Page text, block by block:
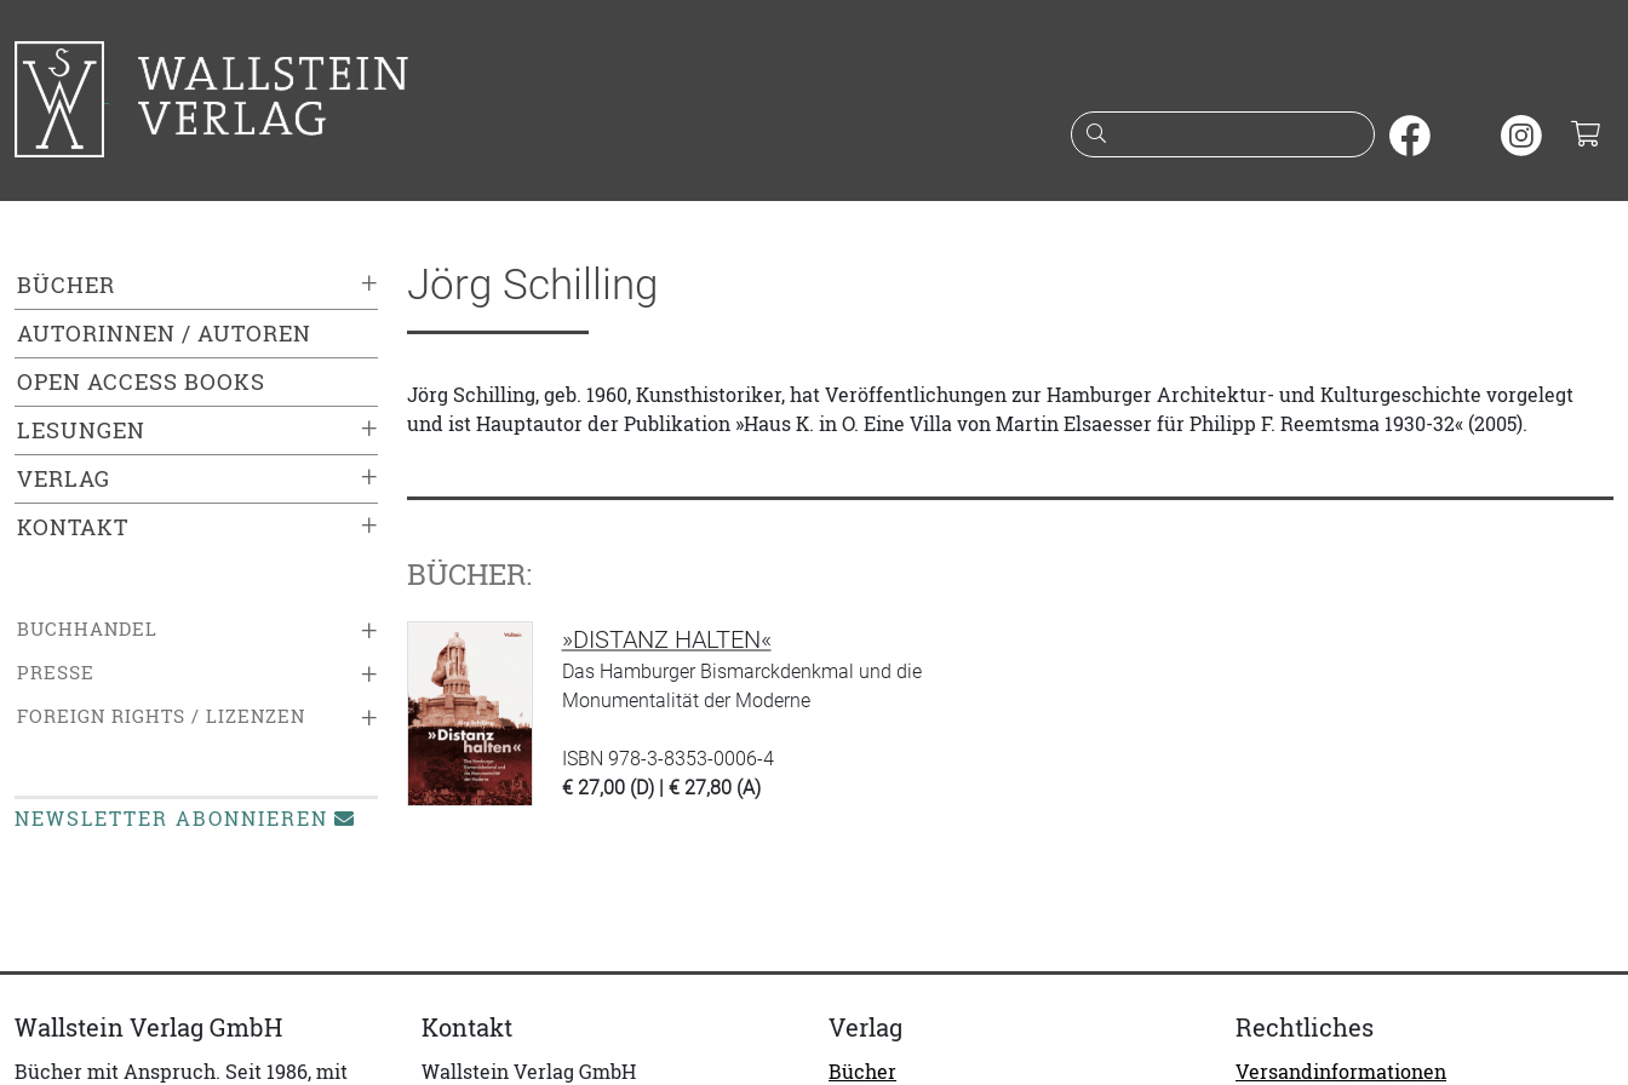
Suche nach Büchern oder
+
BÜCHER
AUTORINNEN / AUTOREN
OPEN ACCESS BOOKS
+
LESUNGEN
+
VERLAG
+
KONTAKT
+
BUCHHANDEL
+
PRESSE
+
FOREIGN RIGHTS / LIZENZEN
NEWSLETTER ABONNIEREN
Jörg Schilling
Jörg Schilling, geb. 1960, Kunsthistoriker, hat Veröffentlichungen zur Hamburger Architektur- und Kulturgeschichte vorgelegt
und ist Hauptautor der Publikation »Haus K. in O. Eine Villa von Martin Elsaesser für Philipp F. Reemtsma 1930-32« (2005).
BÜCHER:
»DISTANZ HALTEN«
Das Hamburger Bismarckdenkmal und die
Monumentalität der Moderne
ISBN 978-3-8353-0006-4
€ 27,00 (D) | € 27,80 (A)
Wallstein Verlag GmbH
Bücher mit Anspruch. Seit 1986, mit
Kontakt
Wallstein Verlag GmbH
Verlag
Bücher
Rechtliches
Versandinformationen